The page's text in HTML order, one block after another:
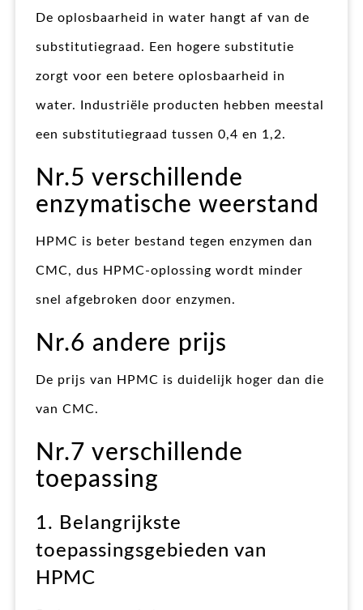
De oplosbaarheid in water hangt af van de
substitutiegraad. Een hogere substitutie
zorgt voor een betere oplosbaarheid in
water. Industriële producten hebben meestal
een substitutiegraad tussen 0,4 en 1,2.
Nr.5 verschillende
enzymatische weerstand
HPMC is beter bestand tegen enzymen dan
CMC, dus HPMC-oplossing wordt minder
snel afgebroken door enzymen.
Nr.6 andere prijs
De prijs van HPMC is duidelijk hoger dan die
van CMC.
Nr.7 verschillende
toepassing
1. Belangrijkste
toepassingsgebieden van
HPMC